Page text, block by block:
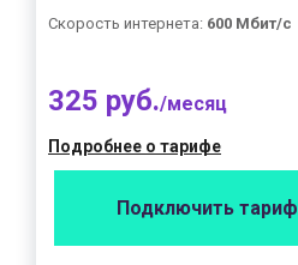
Скорость интернета: 600 Мбит/с
325 руб./месяц
Подробнее о тарифе
Подключить тариф